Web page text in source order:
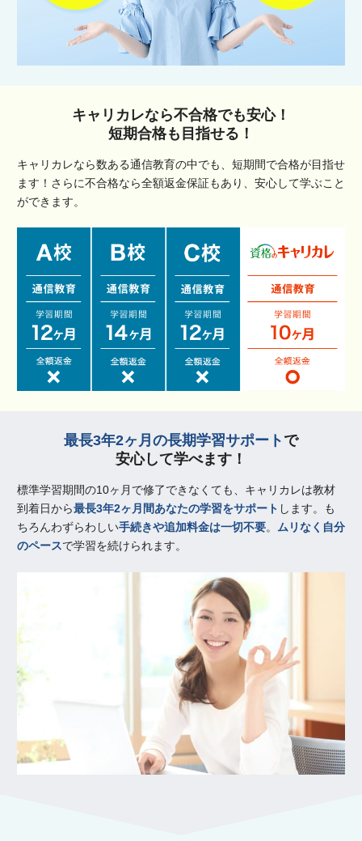
キャリカレなら不合格でも安心！
短期合格も目指せる！
キャリカレなら数ある通信教育の中でも、短期間で合格が目指せ
ます！さらに不合格なら全額返金保証もあり、安心して学ぶこと
ができます。
最長3年2ヶ月の長期学習サポート で
安心して学べます！
標準学習期間の10ヶ月で修了できなくても、キャリカレは教材
到着日から最長3年2ヶ月間あなたの学習をサポート します。も
ちろんわずらわしい手続きや追加料金は一切不要。 ムリなく自分
のペースで学習を続けられます。